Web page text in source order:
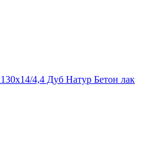
4,4 Дуб Натур Бетон лак